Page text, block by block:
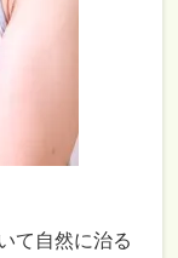
て自然に治る